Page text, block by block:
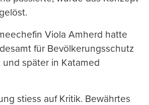
Viola Amherd hatte
für Bevölkerungsschutz
und später in Katamed
stiess auf Kritik. Bewährtes